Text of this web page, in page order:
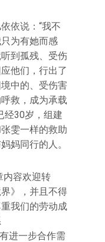
依说：“我不
为有她而感
到孤残、受伤
他们，行出了
中的、受伤害
救，成为承载
经30岁，组建
雯一样的救助
妈同行的人。
内容欢迎转
》，并且不得
我们的劳动成
进一步合作需